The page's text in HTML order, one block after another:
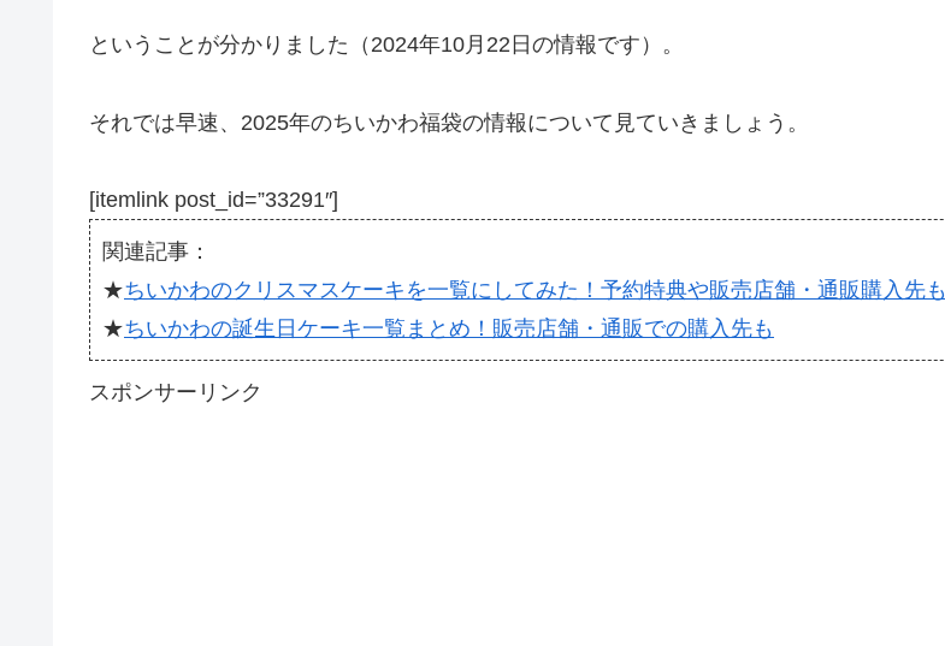
ということが分かりました（2024年10月22日の情報です）。
それでは早速、2025年のちいかわ福袋の情報について見ていきましょう。
[itemlink post_id=”33291″]
関連記事：
★ちいかわのクリスマスケーキを一覧にしてみた！予約特典や販売店舗・通販購入先も
★ちいかわの誕生日ケーキ一覧まとめ！販売店舗・通販での購入先も
スポンサーリンク